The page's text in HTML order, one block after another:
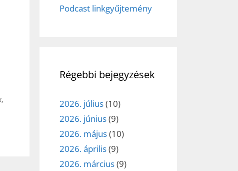
,
Podcast linkgyűjtemény
Régebbi bejegyzések
2026. július(10)
2026. június(9)
2026. május(10)
2026. április(9)
2026. március(9)